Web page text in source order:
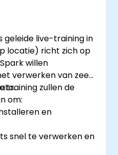
geleide live-training in
locatie) richt zich op
willen
verwerken van zeer
training zullen de
om:
en
snel te verwerken en